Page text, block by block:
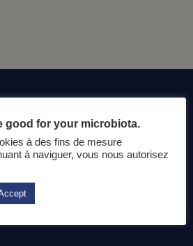
intestinal au service de votre
good for your microbiota.
à des fins de mesure
à naviguer, vous nous autorisez